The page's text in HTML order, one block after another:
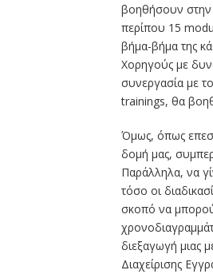
βοηθήσουν στην
περίπου 15
βήμα-βήμα της
Χορηγούς με
συνεργασία με
trainings, θα
Όμως, όπως
δομή μας,
Παράλληλα, να
τόσο οι
σκοπό να
διεξαγωγή μιας
Διαχείρισης